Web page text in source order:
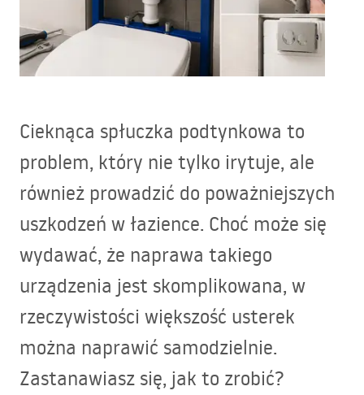
Cieknąca spłuczka podtynkowa to
problem, który nie tylko irytuje, ale
również prowadzić do poważniejszych
uszkodzeń w łazience. Choć może się
wydawać, że naprawa takiego
urządzenia jest skomplikowana, w
rzeczywistości większość usterek
można naprawić samodzielnie.
Zastanawiasz się, jak to zrobić?